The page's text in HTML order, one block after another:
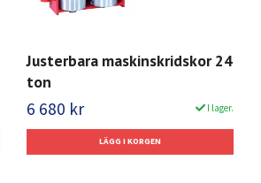
Justerbara maskinskridskor 24
ton
6 680 kr I lager.